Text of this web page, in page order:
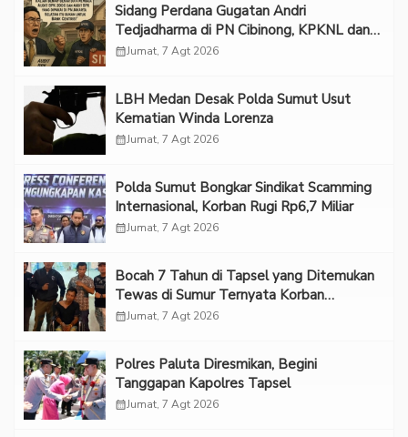
Sidang Perdana Gugatan Andri
Tedjadharma di PN Cibinong, KPKNL dan
PUPN Mangkir
calendar_monthJumat, 7 Agt 2026
LBH Medan Desak Polda Sumut Usut
Kematian Winda Lorenza
calendar_monthJumat, 7 Agt 2026
Polda Sumut Bongkar Sindikat Scamming
Internasional, Korban Rugi Rp6,7 Miliar
calendar_monthJumat, 7 Agt 2026
Bocah 7 Tahun di Tapsel yang Ditemukan
Tewas di Sumur Ternyata Korban
Kekerasan Seksual
calendar_monthJumat, 7 Agt 2026
Polres Paluta Diresmikan, Begini
Tanggapan Kapolres Tapsel
calendar_monthJumat, 7 Agt 2026